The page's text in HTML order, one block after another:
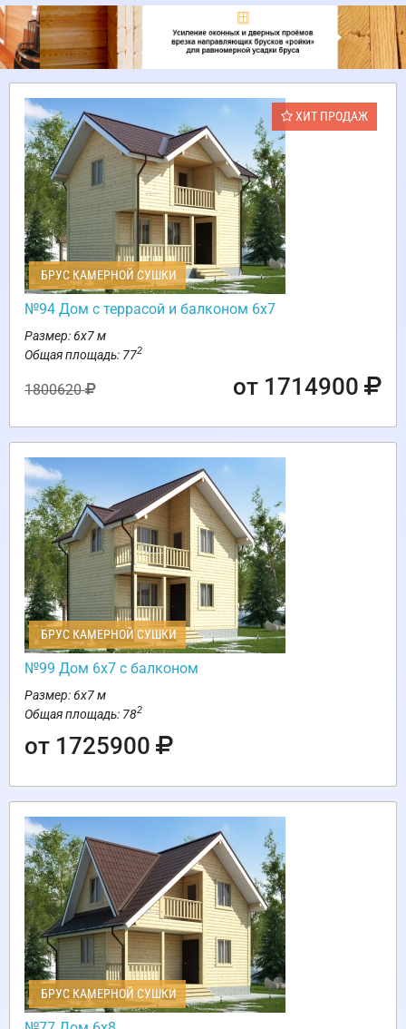
ХИТ ПРОДАЖ
БРУС КАМЕРНОЙ СУШКИ
№94 Дом с террасой и балконом 6х7
Размер: 6х7 м
Общая площадь: 772
1800620 от 1714900
БРУС КАМЕРНОЙ СУШКИ
№99 Дом 6х7 с балконом
Размер: 6х7 м
Общая площадь: 782
от 1725900
БРУС КАМЕРНОЙ СУШКИ